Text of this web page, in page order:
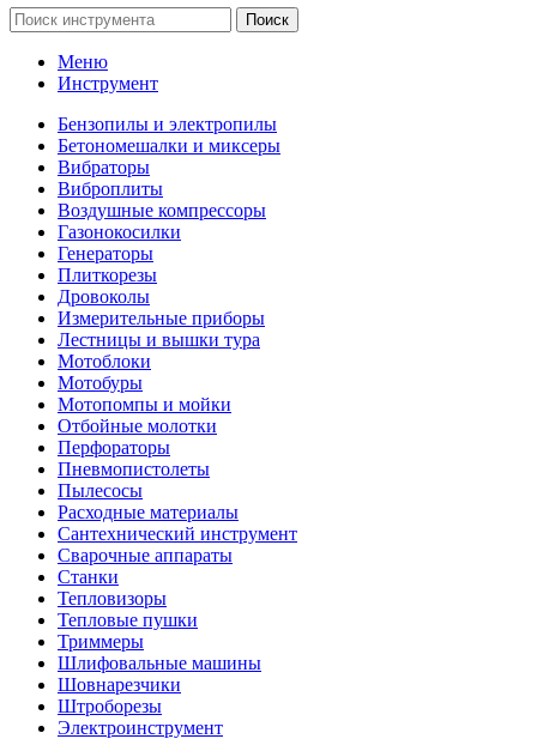
Поиск
Меню
Инструмент
Бензопилы и электропилы
Бетономешалки и миксеры
Вибраторы
Виброплиты
Воздушные компрессоры
Газонокосилки
Генераторы
Плиткорезы
Дровоколы
Измерительные приборы
Лестницы и вышки тура
Мотоблоки
Мотобуры
Мотопомпы и мойки
Отбойные молотки
Перфораторы
Пневмопистолеты
Пылесосы
Расходные материалы
Сантехнический инструмент
Сварочные аппараты
Станки
Тепловизоры
Тепловые пушки
Триммеры
Шлифовальные машины
Шовнарезчики
Штроборезы
Электроинструмент